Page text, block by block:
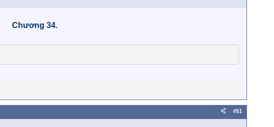
Chương 34.
#51